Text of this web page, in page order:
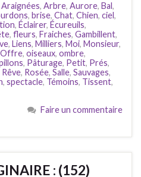
Araignées, Arbre, Aurore, Bal,
, brise, Chat, Chien, ciel,
, Éclairer, Écureuils,
, fleurs, Fraiches, Gambillent,
, Liens, Milliers, Moi, Monsieur,
Offre, oiseaux, ombre,
, Pâturage, Petit, Prés,
Rêve, Rosée, Salle, Sauvages,
, spectacle, Témoins, Tissent,
Faire un commentaire
: (152)